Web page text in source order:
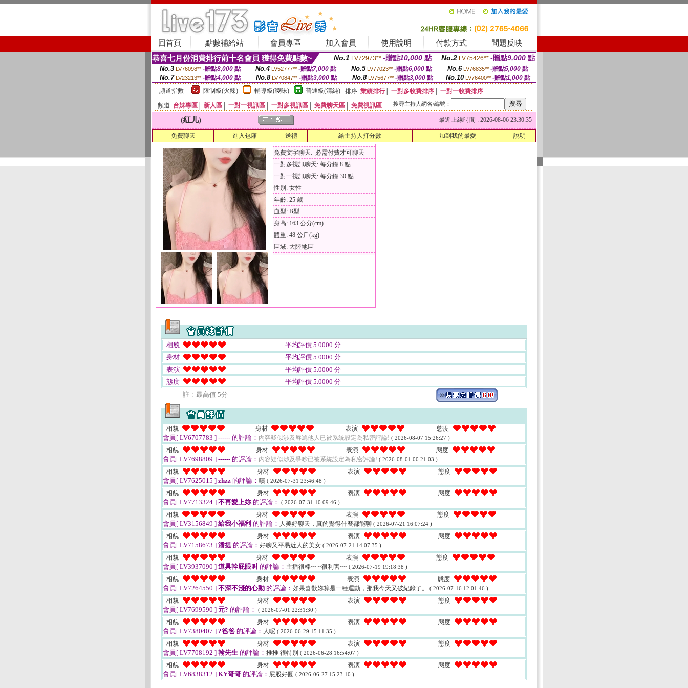
回首頁 點數補給站 會員專區 加入會員 使用說明 付款方式 問題反映
恭喜七月份消費排行前十名會員 獲得免費點數~ No.1 LV72973** -贈點10,000 點 No.2 LV75426** -贈點9,000 點
No.3 LV76098** -贈點8,000點 No.4 LV52777** -贈點7,000點 No.5 LV77023** -贈點6,000點 No.6 LV76835** -贈點5,000點
No.7 LV23213** -贈點4,000 點 No.8 LV70847** -贈點3,000 點 No.8 LV75677** -贈點3,000點 No.10 LV76400** -贈點1,000 點
頻道指數
限制級(火辣) 輔導級(曖昧) 普通級(清純) 排序 業績排行│ 一對多收費排序
一對一收費排序
頻道 台妹專區 新人區 一對一視訊區 一對多視訊區 免費聊天區 免費視訊區 搜尋主持人網名/編號：
(紅儿) 最近上線時間 : 2026-08-06 23:30:35
免費聊天 進入包廂 送禮 給主持人打分數 加到我的最愛 說明
免費文字聊天: 必需付費才可聊天
一對多視訊聊天: 每分鐘 8 點
一對一視訊聊天: 每分鐘 30 點
性別: 女性
年齡: 25 歲
血型: B型
身高: 163 公分(cm)
體重: 48 公斤(kg)
區域: 大陸地區
相貌
平均評價 5.0000 分
身材
平均評價 5.0000 分
表演
平均評價 5.0000 分
態度
平均評價 5.0000 分
註﹕最高值 5分
相貌 身材 表演 態度
會員[ LV6707783 ] ------ 的評論： 內容疑似涉及辱罵他人已被系統設定為私密評論! ( 2026-08-07 15:26:27 )
相貌 身材 表演 態度
會員[ LV7698809 ] ------ 的評論： 內容疑似涉及爭吵已被系統設定為私密評論! ( 2026-08-01 00:21:03 )
相貌 身材 表演 態度
會員[ LV7625015 ] zhzz 的評論： 嘖 ( 2026-07-31 23:46:48 )
相貌 身材 表演 態度
會員[ LV7713324 ] 不再愛上妳的評論： ( 2026-07-31 10:09:46 )
相貌 身材 表演 態度
會員[ LV3156849 ] 給我小福利 的評論： 人美好聊天，真的覺得什麼都能聊 ( 2026-07-21 16:07:24 )
相貌 身材 表演 態度
會員[ LV7158673 ] 潘提 的評論： 好聊又平易近人的美女 ( 2026-07-21 14:07:35 )
相貌 身材 表演 態度
會員[ LV3937090 ] 道具幹屁眼叫 的評論： 主播很棒~~~很利害~~ ( 2026-07-19 19:18:38 )
相貌 身材 表演 態度
會員[ LV7264550 ] 不深不淺的心動 的評論： 如果喜歡妳算是一種運動，那我今天又破紀錄了。 ( 2026-07-16 12:01:46 )
相貌 身材 表演 態度
會員[ LV7699590 ] 元? 的評論： ( 2026-07-01 22:31:30 )
相貌 身材 表演 態度
會員[ LV7380407 ] ?爸爸 的評論： 人呢 ( 2026-06-29 15:11:35 )
相貌 身材 表演 態度
會員[ LV7708192 ] 翰先生 的評論： 推推 很特別 ( 2026-06-28 16:54:07 )
相貌 身材 表演 態度
會員[ LV6838312 ] KY哥哥 的評論： 屁股好圓 ( 2026-06-27 15:23:10 )